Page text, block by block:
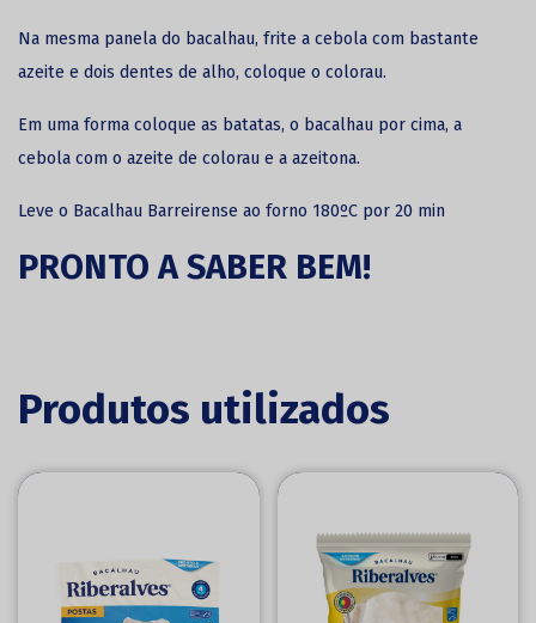
Na mesma panela do bacalhau, frite a cebola com bastante
azeite e dois dentes de alho, coloque o colorau.
Em uma forma coloque as batatas, o bacalhau por cima, a
cebola com o azeite de colorau e a azeitona.
Leve o Bacalhau Barreirense ao forno 180ºC por 20 min
PRONTO A SABER BEM!
Produtos utilizados